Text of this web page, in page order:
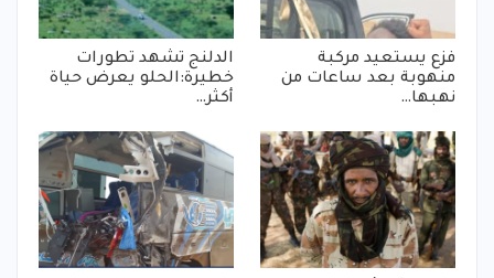
فزع يستعيد مركبة
منهوبة بعد ساعات من
نهبها…
الدلنج تشهد تطورات
خطيرة:الحلو يعرض حياة
أكثر…